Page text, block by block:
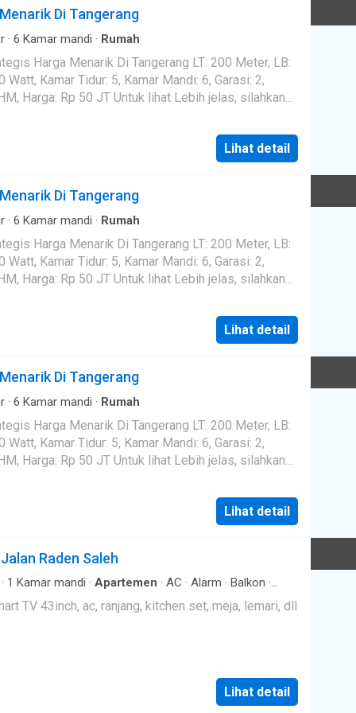
Di Tangerang
· 6 Kamar mandi · Rumah
Harga Menarik Di Tangerang LT: 200 Meter, LB:
Kamar Tidur: 5, Kamar Mandi: 6, Garasi: 2,
Harga: Rp 50 JT Untuk lihat Lebih jelas, silahkan
Terrace,Kebayoran Villas,Kebayoran
Residence, Emerald Town House, Emerald View,
Conserva,Discovery Eola,Discovery
Permata Bintaro Sektor
,Puyuh Barat,PuyuhTimur,
Bintaro Permai. ID:
Lihat detail
Di Tangerang
· 6 Kamar mandi · Rumah
Harga Menarik Di Tangerang LT: 200 Meter, LB:
Kamar Tidur: 5, Kamar Mandi: 6, Garasi: 2,
Harga: Rp 50 JT Untuk lihat Lebih jelas, silahkan
Terrace,Kebayoran Villas,Kebayoran
Residence, Emerald Town House, Emerald View,
Conserva,Discovery Eola,Discovery
Permata Bintaro Sektor
,Puyuh Barat,PuyuhTimur,
Bintaro Permai. ID:
Lihat detail
Di Tangerang
· 6 Kamar mandi · Rumah
Harga Menarik Di Tangerang LT: 200 Meter, LB:
Kamar Tidur: 5, Kamar Mandi: 6, Garasi: 2,
Harga: Rp 50 JT Untuk lihat Lebih jelas, silahkan
Terrace,Kebayoran Villas,Kebayoran
Residence, Emerald Town House, Emerald View,
Conserva,Discovery Eola,Discovery
Permata Bintaro Sektor
,Puyuh Barat,PuyuhTimur,
Bintaro Permai. ID:
Lihat detail
Raden Saleh
· 1 Kamar mandi · Apartemen · AC · Alarm · Balkon ·
Wifi·Kolam renang·Secure parking·Pemandangan
TV 43inch, ac, ranjang, kitchen set, meja, lemari, dll
Lihat detail